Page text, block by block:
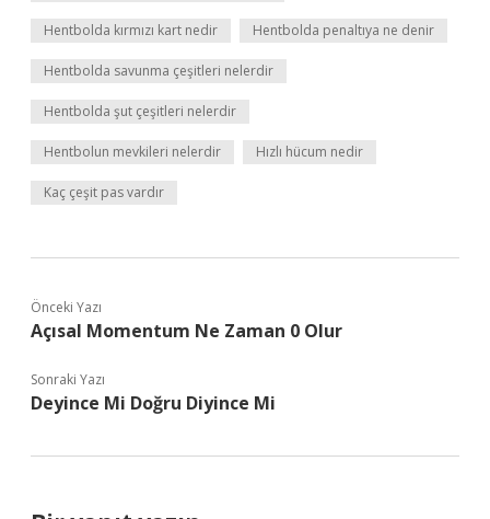
Hentbolda kırmızı kart nedir Hentbolda penaltıya ne denir
Hentbolda savunma çeşitleri nelerdir
Hentbolda şut çeşitleri nelerdir
Hentbolun mevkileri nelerdir Hızlı hücum nedir
Kaç çeşit pas vardır
Önceki Yazı
Açısal Momentum Ne Zaman 0 Olur
Sonraki Yazı
Deyince Mi Doğru Diyince Mi